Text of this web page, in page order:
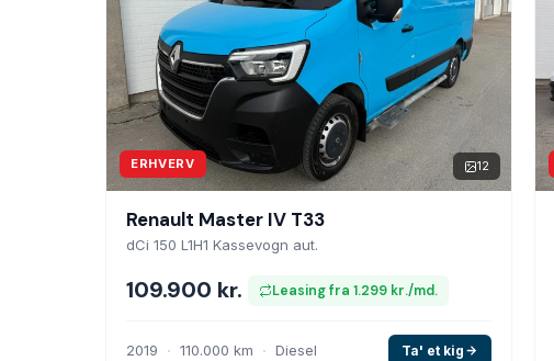
ERHVERV 12
Renault Master IV T33
dCi 150 L1H1 Kassevogn aut.
109.900 kr. Leasing fra 1.299 kr./md.
2019 110.000 km Diesel Ta' et kig